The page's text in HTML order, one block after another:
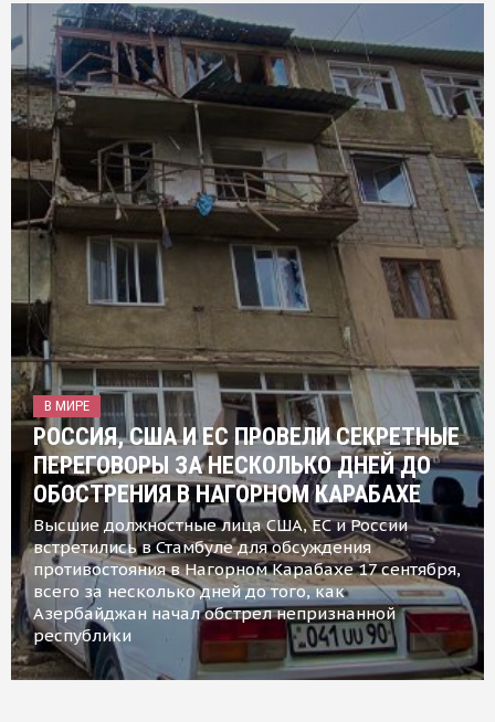
В МИРЕ
РОССИЯ, США И ЕС ПРОВЕЛИ СЕКРЕТНЫЕ
ПЕРЕГОВОРЫ ЗА НЕСКОЛЬКО ДНЕЙ ДО
ОБОСТРЕНИЯ В НАГОРНОМ КАРАБАХЕ
Высшие должностные лица США, ЕС и России
встретились в Стамбуле для обсуждения
противостояния в Нагорном Карабахе 17 сентября,
всего за несколько дней до того, как
Азербайджан начал обстрел непризнанной
республики